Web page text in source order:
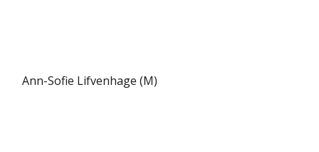
Ann-Sofie Lifvenhage (M)